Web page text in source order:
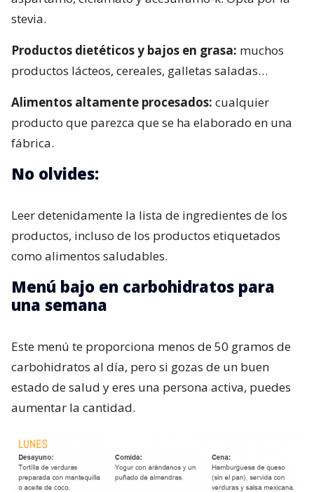
stevia.
Productos dietéticos y bajos en grasa: muchos
productos lácteos, cereales, galletas saladas…
Alimentos altamente procesados: cualquier
producto que parezca que se ha elaborado en una
fábrica.
No olvides:
Leer detenidamente la lista de ingredientes de los
productos, incluso de los productos etiquetados
como alimentos saludables.
Menú bajo en carbohidratos para
una semana
Este menú te proporciona menos de 50 gramos de
carbohidratos al día, pero si gozas de un buen
estado de salud y eres una persona activa, puedes
aumentar la cantidad.